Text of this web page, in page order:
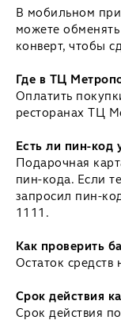
В мобильном
можете
конверт, чтобы
Где в ТЦ
Оплатить
ресторанах ТЦ
Есть ли пин-код
Подарочная
пин-кода. Если
запросил пин-
1111.
Как проверить
Остаток
Срок действия
Срок действия